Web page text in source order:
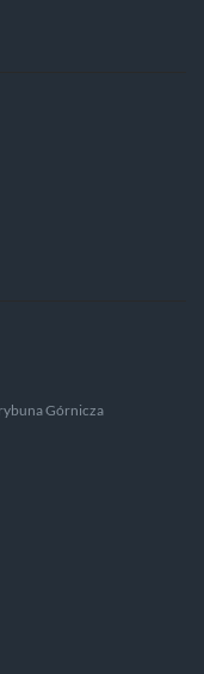
Górnicza